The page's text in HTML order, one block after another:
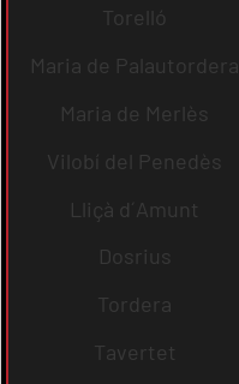
Torelló
Maria de Palautordera
Maria de Merlès
Vilobí del Penedès
Lliçà d´Amunt
Dosrius
Tordera
Tavertet